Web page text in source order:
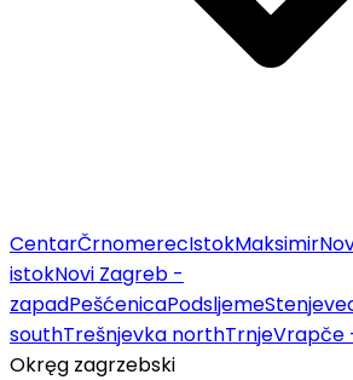
CentarČrnomerecIstokMaksimir
istokNovi Zagreb -
zapadPešćenicaPodsljeme
southTrešnjevka northTrnjeVrapče
Okręg zagrzebski